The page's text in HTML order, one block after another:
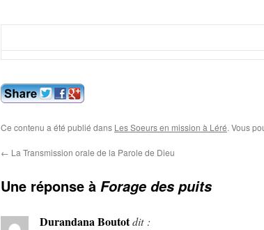
Ce contenu a été publié dans Les Soeurs en mission à Léré. Vous
← La Transmission orale de la Parole de Dieu
Une réponse à Forage des puits
Durandana Boutotdit :